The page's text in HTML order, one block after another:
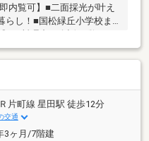
内覧可】■二面採光が叶え
らし！■国松緑丘小学校ま
幸せな特等席！
片町線 星田駅 徒歩12分
交通
3ヶ月/7階建